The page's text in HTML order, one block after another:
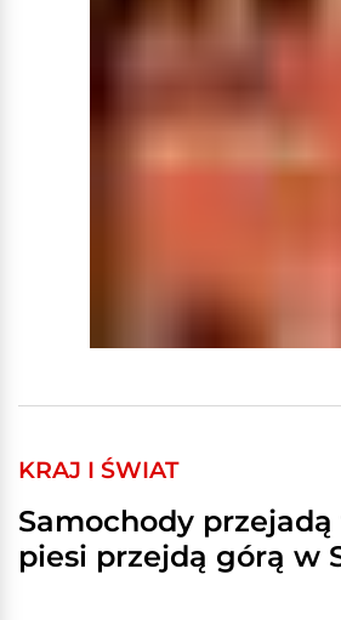
KRAJ I ŚWIAT
Samochody
piesi przejdą górą w